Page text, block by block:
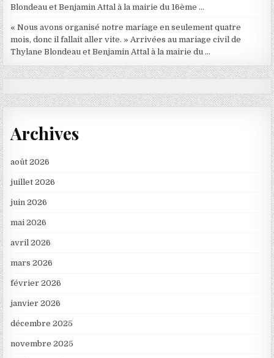
Blondeau et Benjamin Attal à la mairie du 16ème …
« Nous avons organisé notre mariage en seulement quatre
mois, donc il fallait aller vite. » Arrivées au mariage civil de
Thylane Blondeau et Benjamin Attal à la mairie du …
Archives
août 2026
juillet 2026
juin 2026
mai 2026
avril 2026
mars 2026
février 2026
janvier 2026
décembre 2025
novembre 2025